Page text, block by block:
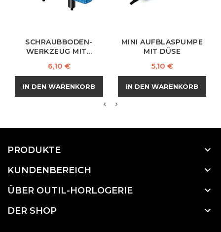
SCHRAUBBODEN-
WERKZEUG MIT...
Preis
6,10 €
IN DEN WARENKORB
MINI AUFBLASPUMPE
MIT DÜSE
Preis
5,10 €
IN DEN WARENKORB
PRODUKTE 
KUNDENBEREICH 
ÜBER OUTIL-HORLOGERIE 
DER SHOP 